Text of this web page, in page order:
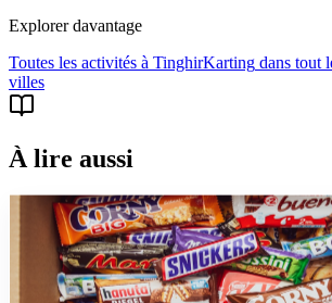
Explorer davantage
Toutes les activités à TinghirKarting dans tout
villes
À lire aussi
Sports Mecaniques au Maroc :
Circuits Automobiles